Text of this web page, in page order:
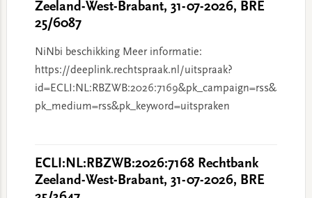
Zeeland-West-Brabant, 31-07-2026, BRE
25/6087
NiNbi beschikking Meer informatie:
https://deeplink.rechtspraak.nl/uitspraak?
id=ECLI:NL:RBZWB:2026:7169&pk_campaign=rss&
pk_medium=rss&pk_keyword=uitspraken
ECLI:NL:RBZWB:2026:7168 Rechtbank
Zeeland-West-Brabant, 31-07-2026, BRE